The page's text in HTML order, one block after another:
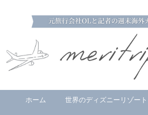
ホーム 世界のディズニーリゾート